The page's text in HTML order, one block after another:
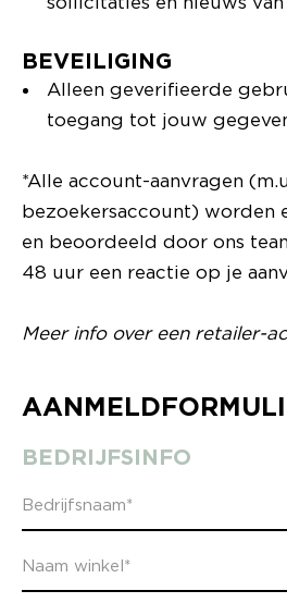
BEVEILIGING
Alleen geverifieerde
toegang tot jouw
*Alle account-aanvragen
bezoekersaccount) worden
en beoordeeld door ons
48 uur een reactie op je
Meer info over een retailer-
BEDRIJFSINFO